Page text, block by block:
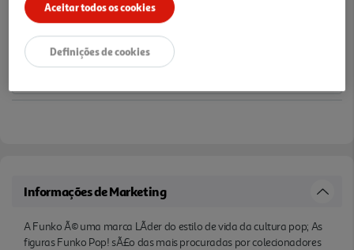
Notas de preparação
Informações de Marketing
A Funko Ã© uma marca LÃ­der do estilo de vida da cultura pop; As
figuras Funko Pop! sÃ£o das mais procuradas por colecionadores
Aceitar todos os cookies
Definições de cookies